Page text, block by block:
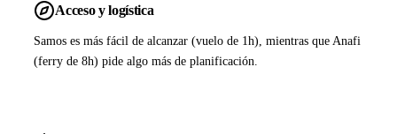
Acceso y logística
Samos es más fácil de alcanzar (vuelo de 1h), mientras que Anafi
(ferry de 8h) pide algo más de planificación.